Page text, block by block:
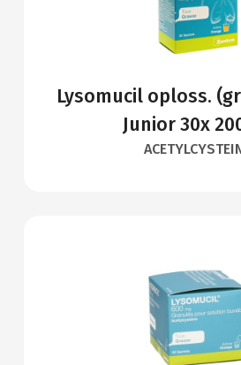
Lysomucil oploss.
Junior 30x